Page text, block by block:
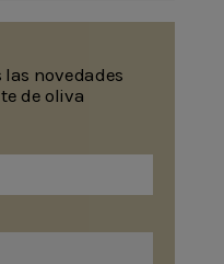
novedades
de oliva